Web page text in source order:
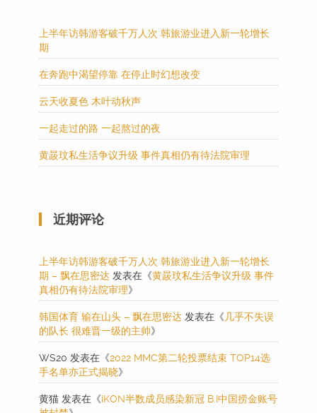
上半年访韩游客破千万人次 韩旅游业进入新一轮增长
期
在奔跑中渴望停靠 在停止时幻想改变
云天收夏色 木叶动秋声
一起走过的路 一起熬过的夜
黄晸玟私生活争议升级 事件真相仍有待法院审理
近期评论
上半年访韩游客破千万人次 韩旅游业进入新一轮增长
期 – 飘在思密达 发表在《黄晸玟私生活争议升级 事件
真相仍有待法院审理》
韩国体育 输在山头 – 飘在思密达 发表在《 几乎不失误
的队长 很难晋一级的主帅》
WS20 发表在《2022 MMC第二轮投票结束 TOP14选
手名单亦正式揭晓》
黄猫 发表在《iKON半数成员感染新冠 B.I中国捞金账号